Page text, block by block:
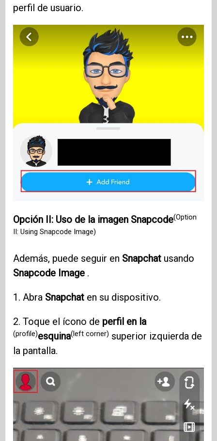
perfil de usuario.
Opción II: Uso de la imagen Snapcode(Option
II: Using Snapcode Image)
Además, puede seguir en Snapchat usando
Snapcode Image .
1. Abra Snapchat en su dispositivo.
2. Toque el ícono de perfil en la
(profile)esquina(left corner) superior izquierda de
la pantalla.